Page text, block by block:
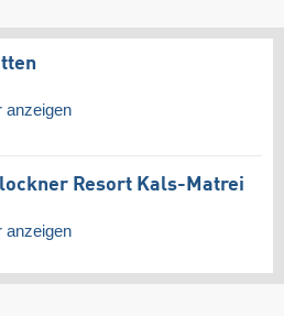
anzeigen
Resort Kals-Matrei
anzeigen